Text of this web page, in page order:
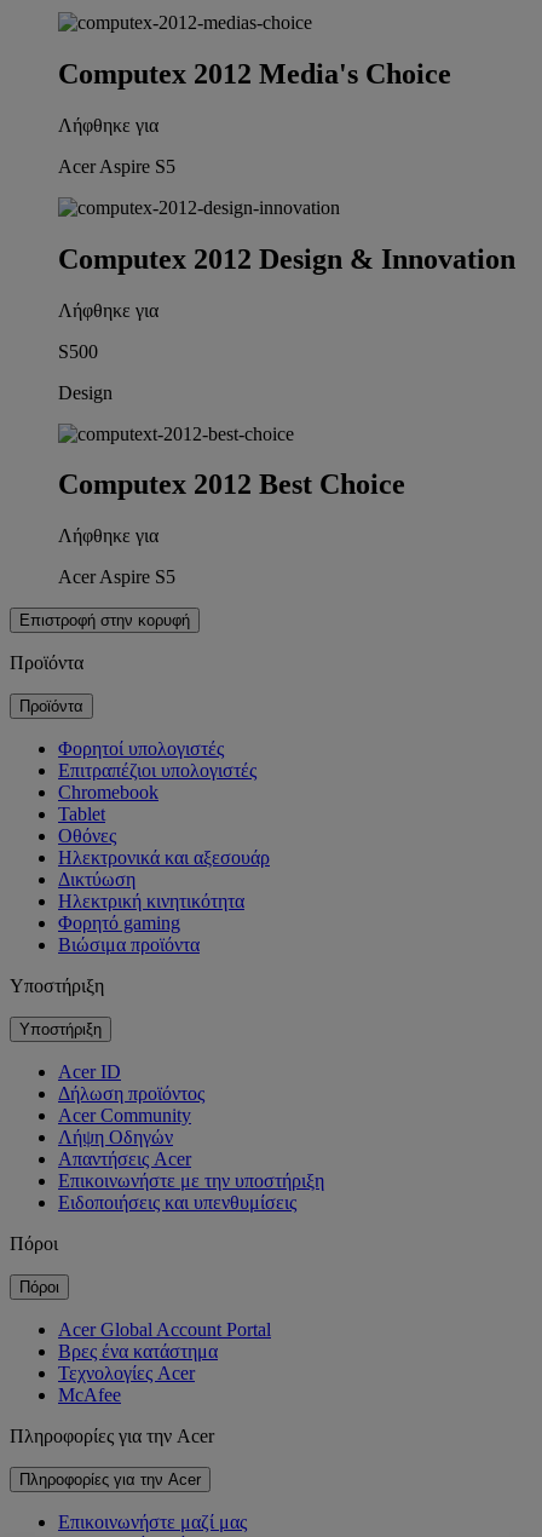
Computex 2012 Media's Choice
Λήφθηκε για
Acer Aspire S5
Computex 2012 Design & Innovation
Λήφθηκε για
S500
Design
Computex 2012 Best Choice
Λήφθηκε για
Acer Aspire S5
Επιστροφή στην κορυφή
Προϊόντα
Προϊόντα
Φορητοί υπολογιστές
Επιτραπέζιοι υπολογιστές
Chromebook
Tablet
Οθόνες
Ηλεκτρονικά και αξεσουάρ
Δικτύωση
Ηλεκτρική κινητικότητα
Φορητό gaming
Βιώσιμα προϊόντα
Υποστήριξη
Υποστήριξη
Acer ID
Δήλωση προϊόντος
Acer Community
Λήψη Οδηγών
Απαντήσεις Acer
Επικοινωνήστε με την υποστήριξη
Ειδοποιήσεις και υπενθυμίσεις
Πόροι
Πόροι
Acer Global Account Portal
Βρες ένα κατάστημα
Τεχνολογίες Acer
McAfee
Πληροφορίες για την Acer
Πληροφορίες για την Acer
Επικοινωνήστε μαζί μας